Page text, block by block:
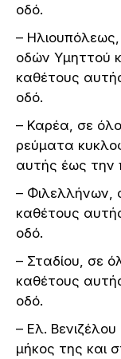
οδό.
–
οδών Υμηττού
καθέτους
οδό.
– Καρέα, σε
ρεύματα
αυτής έως
– Φιλελλήνων,
καθέτους
οδό.
– Σταδίου, σε
καθέτους
οδό.
– Ελ.
μήκος της και